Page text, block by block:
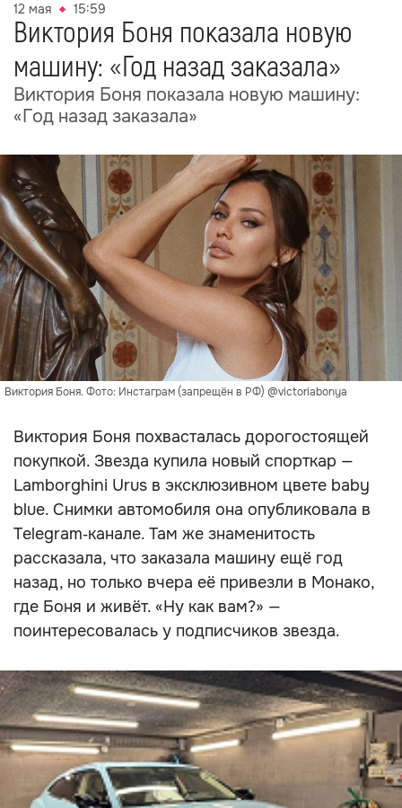
12 мая 15:59
Виктория Боня показала новую
машину: «Год назад заказала»
Виктория Боня показала новую машину:
«Год назад заказала»
Виктория Боня. Фото: Инстаграм (запрещён в РФ) @victoriabonya
Виктория Боня похвасталась дорогостоящей
покупкой. Звезда купила новый спорткар —
Lamborghini Urus в эксклюзивном цвете baby
blue. Снимки автомобиля она опубликовала в
Telegram‑канале. Там же знаменитость
рассказала, что заказала машину ещё год
назад, но только вчера её привезли в Монако,
где Боня и живёт. «Ну как вам?» —
поинтересовалась у подписчиков звезда.